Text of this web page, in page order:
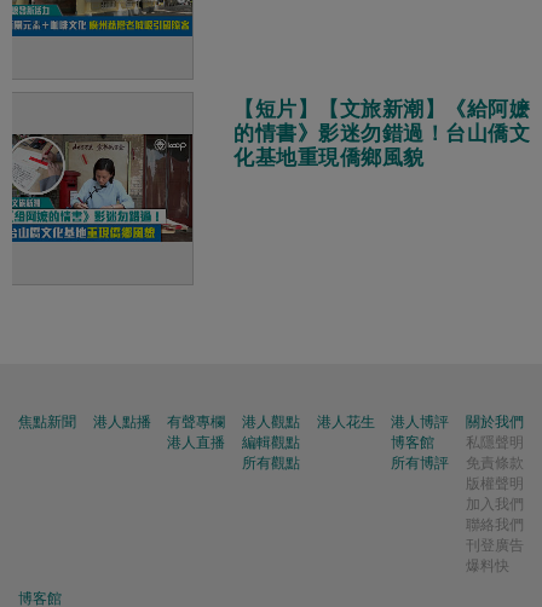
【短片】【文旅新潮】《給阿嬷
的情書》影迷勿錯過！台山僑文
化基地重現僑鄉風貌
焦點新聞 港人點播
有聲專欄
港人直播
港人觀點
編輯觀點
所有觀點
港人花生
港人博評
博客館
所有博評
關於我們
私隱聲明
免責條款
版權聲明
加入我們
聯絡我們
刊登廣告
爆料快
博客館